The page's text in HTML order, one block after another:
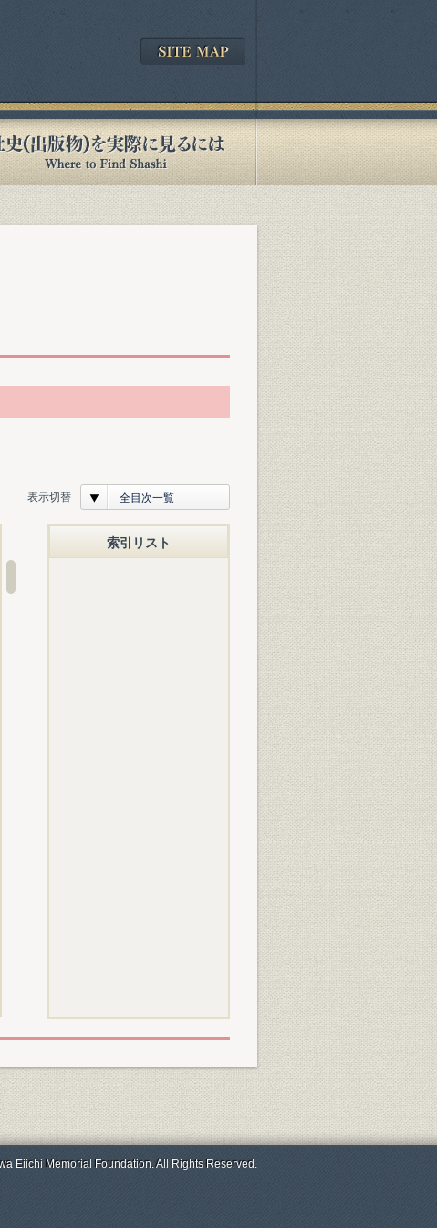
表示切替 全目次一覧
索引リスト
Eiichi Memorial Foundation. All Rights Reserved.